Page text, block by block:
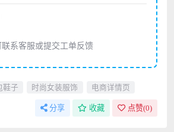
系客服或提交工单反馈
鞋子 时尚女装服饰 电商详情页
分享 收藏 点赞(0)